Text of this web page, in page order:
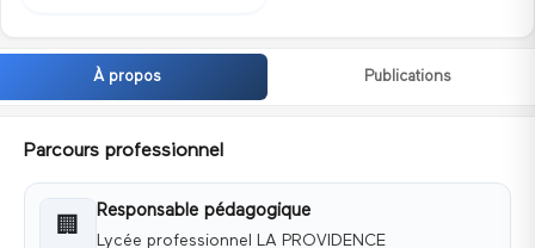
À propos Publications
Parcours professionnel
🏢
Responsable pédagogique
Lycée professionnel LA PROVIDENCE